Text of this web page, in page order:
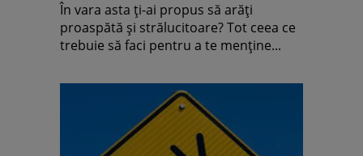
În vara asta ţi-ai propus să arăţi
proaspătă şi strălucitoare? Tot ceea ce
trebuie să faci pentru a te menţine...